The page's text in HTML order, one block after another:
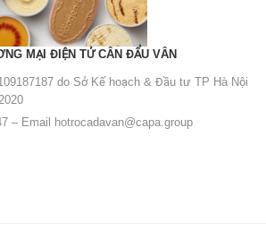
MẠI ĐIỆN TỬ CÂN ĐẨU VÂN
do Sở Kế hoạch & Đầu tư TP Hà Nội
– Email hotrocadavan@capa.group